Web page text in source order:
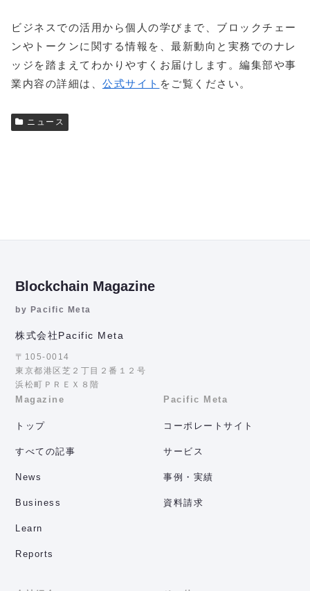
ビジネスでの活用から個人の学びまで、ブロックチェー
ンやトークンに関する情報を、最新動向と実務でのナレ
ッジを踏まえてわかりやすくお届けします。編集部や事
業内容の詳細は、 公式サイト をご覧ください。
ニュース
Blockchain Magazine
by Pacific Meta
株式会社Pacific Meta
〒105-0014
東京都港区芝２丁目２番１２号
浜松町ＰＲＥＸ８階
Magazine
トップ
すべての記事
News
Business
Learn
Reports
Pacific Meta
コーポレートサイト
サービス
事例・実績
資料請求